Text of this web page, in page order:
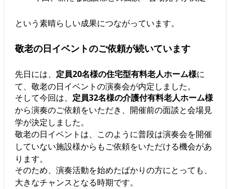
という素晴らしい成果につながっています。
敬老の日イベントのご依頼が続いています
先日には、 定員20名様の住宅型有料老人ホーム様に
て、敬老の日イベントの演奏会が内定しました。
そして今回は、 定員32名様の介護付有料老人ホーム様
から演奏のご依頼をいただき、開催前の面談と会場見
学が決定しました。
敬老の日イベントは、このように普段は演奏会を開催
していない施設様からもご依頼をいただける機会があ
ります。
そのため、演奏活動を始めたばかりの方にとっても、
大きなチャンスとなる時期です。